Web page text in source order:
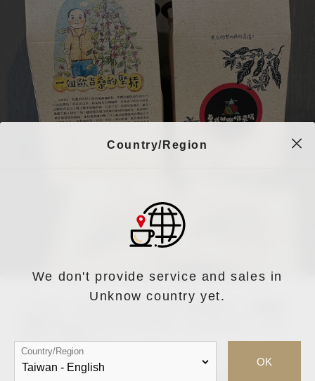
2001年，有介於阿里山茶市場漸趨飽和，
轉作台灣咖啡。
在海拔1200公尺阿里山鄉的卓武山上種了幾甲地
Country/Region
We don't provide service and sales in
Unknow country yet.
Country/Region
OK